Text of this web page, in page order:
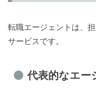
転職エージェントは、
サービスです。
代表的なエー